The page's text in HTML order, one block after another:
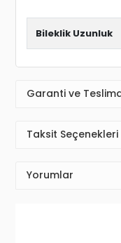
Bileklik Uzunluk
Garanti ve
Taksit Seçenekleri
Yorumlar